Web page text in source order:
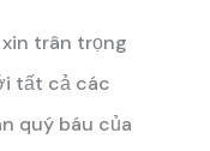
xin trân trọng
tất cả các
quý báu của